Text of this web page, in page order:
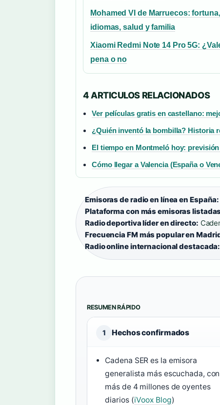
Mohamed VI de Marruecos: fortuna,
idiomas, salud y familia
Xiaomi Redmi Note 14 Pro 5G:
pena o no
4 ARTICULOS RELACIONADOS
Ver películas gratis en castellano:
¿Quién inventó la bombilla? Historia
El tiempo en Montmeló hoy:
Cómo llegar a Valencia (España o
Emisoras de radio en línea en España:
Plataforma con más emisoras
Radio deportiva líder en directo:
Frecuencia FM más popular en
Radio online internacional destacada:
RESUMEN RÁPIDO
1 Hechos confirmados
Cadena SER es la emisora
generalista más escuchada, con
más de 4 millones de oyentes
diarios (iVoox Blog)